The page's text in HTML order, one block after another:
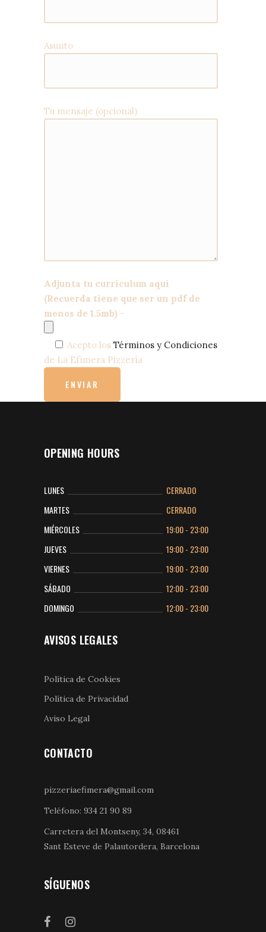
Asunto
Tu mensaje (opcional)
Adjunta tu curriculum aquí
(Recuerda tiene que ser un pdf de
menos de 1.5mb) -
Acepto los Términos y Condiciones
de La Efímera Pizzería
OPENING HOURS
LUNES
CERRADO
MARTES
CERRADO
MIÉRCOLES
19:00 - 23:00
JUEVES
19:00 - 23:00
VIERNES
19:00 - 23:00
SÁBADO
12:00 - 23:00
DOMINGO
12:00 - 23:00
AVISOS LEGALES
Política de Cookies
Política de Privacidad
Aviso Legal
CONTACTO
pizzeriaefimera@gmail.com
Teléfono: 934 21 90 89
Carretera del Montseny, 34, 08461
Sant Esteve de Palautordera, Barcelona
SÍGUENOS